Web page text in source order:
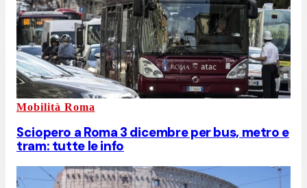
Mobilità Roma
Sciopero a Roma 3 dicembre per bus, metro e
tram: tutte le info